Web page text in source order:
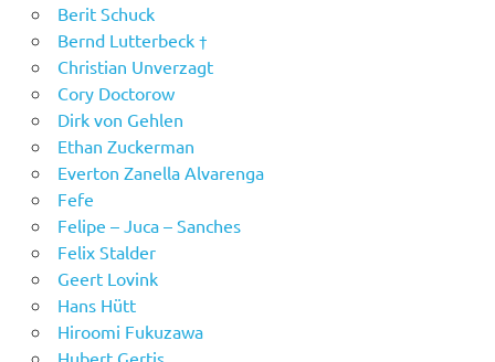
Berit Schuck
Bernd Lutterbeck †
Christian Unverzagt
Cory Doctorow
Dirk von Gehlen
Ethan Zuckerman
Everton Zanella Alvarenga
Fefe
Felipe – Juca – Sanches
Felix Stalder
Geert Lovink
Hans Hütt
Hiroomi Fukuzawa